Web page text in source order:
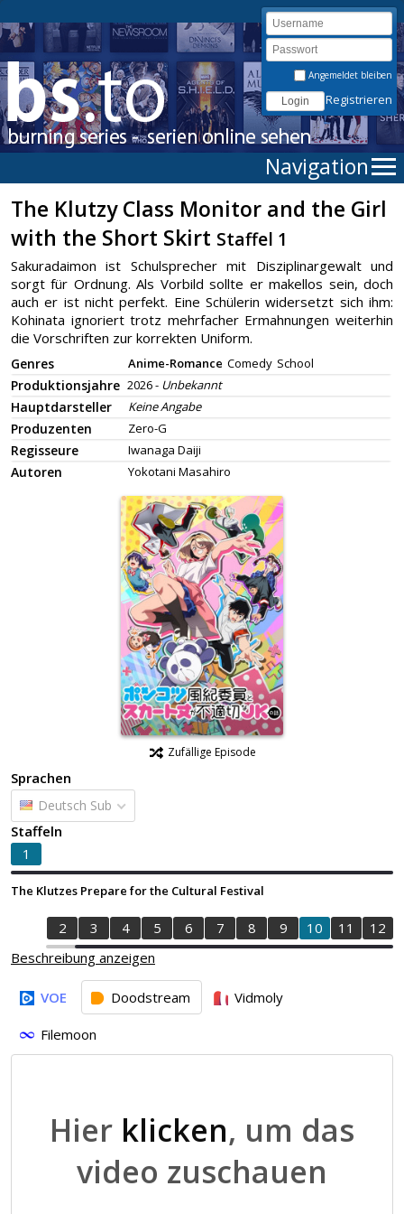
Angemeldet bleiben
Registrieren
Navigation
The Klutzy Class Monitor and the Girl
with the Short Skirt Staffel 1
Sakuradaimon ist Schulsprecher mit Disziplinargewalt und
sorgt für Ordnung. Als Vorbild sollte er makellos sein, doch
auch er ist nicht perfekt. Eine Schülerin widersetzt sich ihm:
Kohinata ignoriert trotz mehrfacher Ermahnungen weiterhin
die Vorschriften zur korrekten Uniform.
Genres Anime-Romance Comedy School
Produktionsjahre 2026 - Unbekannt
Hauptdarsteller Keine Angabe
Produzenten Zero-G
Regisseure Iwanaga Daiji
Autoren Yokotani Masahiro
Zufällige Episode
Sprachen
Deutsch Sub
Staffeln
1
The Klutzes Prepare for the Cultural Festival
2 3 4 5 6 7 8 9 10 11
12
Beschreibung anzeigen
VOE Doodstream Vidmoly
Filemoon
Hier klicken, um das
video zuschauen